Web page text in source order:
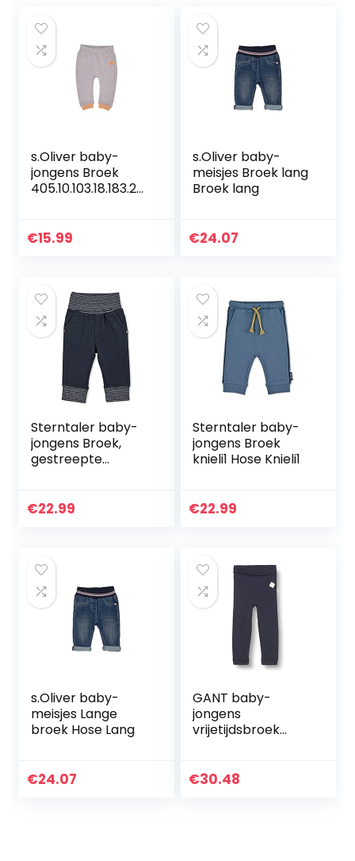
s.Oliver baby-
jongens Broek
405.10.103.18.183.20
€15.99
s.Oliver baby-
meisjes Broek lang
Broek lang
€24.07
Sterntaler baby-
jongens Broek,
gestreepte
€22.99
Sterntaler baby-
jongens Broek
knieli1 Hose Knieli1
€22.99
s.Oliver baby-
meisjes Lange
broek Hose Lang
€24.07
GANT baby-
jongens
vrijetijdsbroek
€30.48